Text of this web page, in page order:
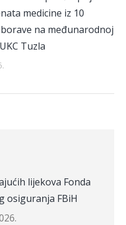
medicine iz 10
na međunarodnoj
Tuzla
lijekova Fonda
osiguranja FBiH